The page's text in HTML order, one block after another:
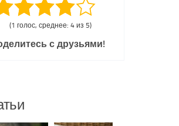
(1 голос, среднее: 4 из 5)
с друзьями!